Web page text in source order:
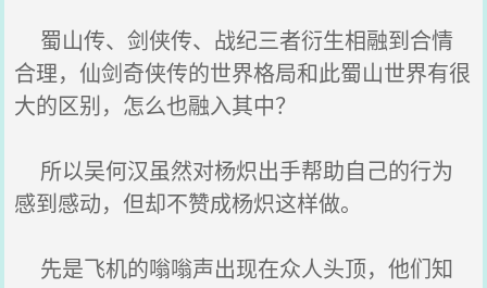
蜀山传、剑侠传、战纪三者衍生相融到合情
合理，仙剑奇侠传的世界格局和此蜀山世界有很
大的区别，怎么也融入其中？
所以吴何汉虽然对杨炽出手帮助自己的行为
感到感动，但却不赞成杨炽这样做。
先是飞机的嗡嗡声出现在众人头顶，他们知